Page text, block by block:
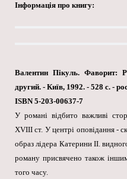
Інформація про книгу:
Валентин Пікуль. Фаворит:
другий. - Київ, 1992. - 528 с. -
ISBN 5-203-00637-7
У романі відбито важливі
XVIII ст. У центрі оповідання -
образ лідера Катерини II.
роману присвячено також
того часу.